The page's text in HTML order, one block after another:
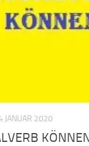
JANUAR 2020